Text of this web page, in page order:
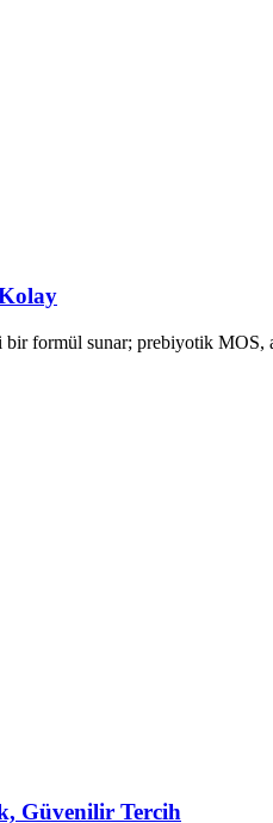
formül sunar; prebiyotik
Güvenilir Tercih